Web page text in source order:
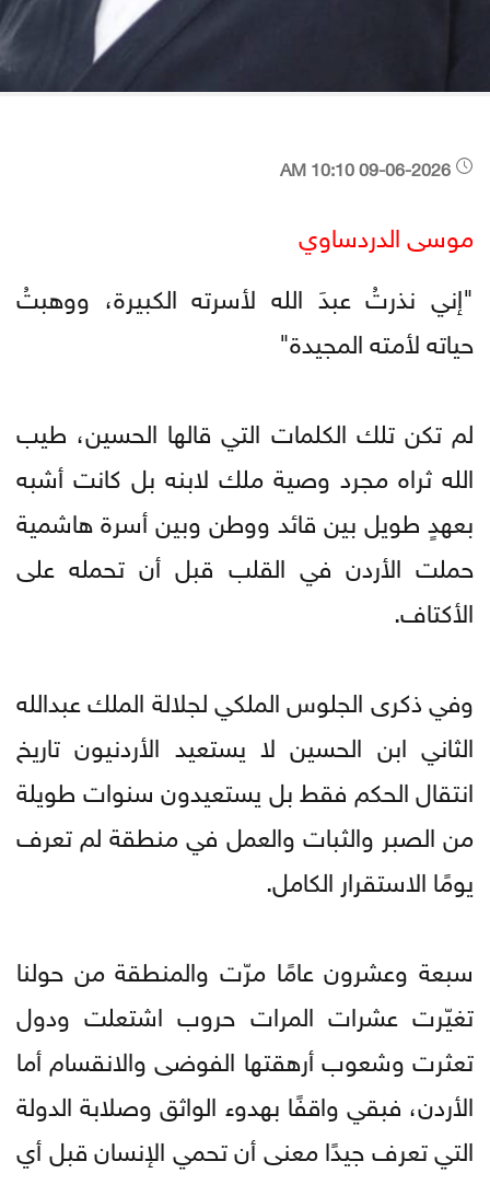
موسى الدردساوي
"إني نذرتُ عبدَ الله لأسرته الكبيرة، ووهبتُ
حياته لأمته المجيدة"
لم تكن تلك الكلمات التي قالها الحسين، طيب
الله ثراه مجرد وصية ملك لابنه بل كانت أشبه
بعهدٍ طويل بين قائد ووطن وبين أسرة هاشمية
حملت الأردن في القلب قبل أن تحمله على
الأكتاف.
وفي ذكرى الجلوس الملكي لجلالة الملك عبدالله
الثاني ابن الحسين لا يستعيد الأردنيون تاريخ
انتقال الحكم فقط بل يستعيدون سنوات طويلة
من الصبر والثبات والعمل في منطقة لم تعرف
يومًا الاستقرار الكامل.
سبعة وعشرون عامًا مرّت والمنطقة من حولنا
تغيّرت عشرات المرات حروب اشتعلت ودول
تعثرت وشعوب أرهقتها الفوضى والانقسام أما
الأردن، فبقي واقفًا بهدوء الواثق وصلابة الدولة
التي تعرف جيدًا معنى أن تحمي الإنسان قبل أي